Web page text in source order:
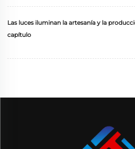
Las luces iluminan la artesanía y la
capítulo